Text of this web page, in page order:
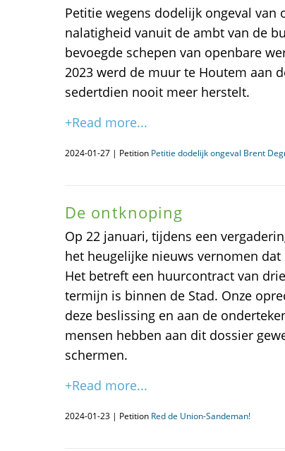
Petitie wegens dodelijk ongeval
nalatigheid vanuit de ambt van de
bevoegde schepen van openbare
2023 werd de muur te Houtem aan
sedertdien nooit meer herstelt.
+Read more...
2024-01-27 | Petition Petitie dodelijk ongeval Brent
De ontknoping
Op 22 januari, tijdens een
het heugelijke nieuws vernomen
Het betreft een huurcontract van
termijn is binnen de Stad. Onze
deze beslissing en aan de
mensen hebben aan dit dossier
schermen.
+Read more...
2024-01-23 | Petition Red de Union-Sandeman!